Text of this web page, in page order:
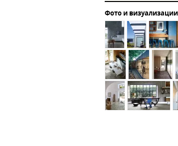
Фото и